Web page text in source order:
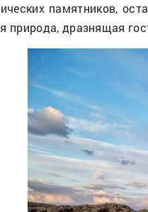
памятников,
природа, дразнящая